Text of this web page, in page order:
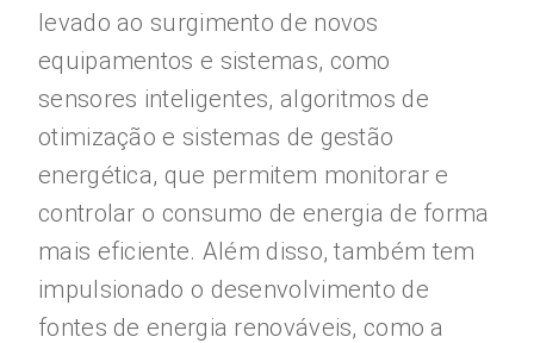
levado ao surgimento de novos
equipamentos e sistemas, como
sensores inteligentes, algoritmos de
otimização e sistemas de gestão
energética, que permitem monitorar e
controlar o consumo de energia de forma
mais eficiente. Além disso, também tem
impulsionado o desenvolvimento de
fontes de energia renováveis, como a